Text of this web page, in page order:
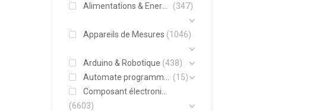
Alimentations & Energie (347)
Appareils de Mesures (1046)
Arduino & Robotique (438)
Automate programmable
(15)
Composant électronique
(6603)